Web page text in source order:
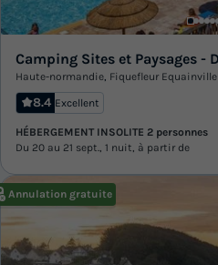
Haute-normandie, Fiquefleur Equainville
8.4 Excellent
HÉBERGEMENT INSOLITE 2 personnes
Du 20 au 21 sept., 1 nuit, à partir de
Annulation gratuite